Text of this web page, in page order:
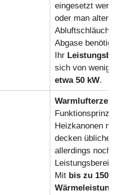
eingesetzt
oder man
Abgase
Ihr
sich von
etwa 50 kW.
Heizkanonen
decken
allerdings noch
Mit bis zu 150
Wärmeleistung